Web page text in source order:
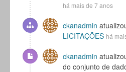
há mais de 7 anos
ckanadmin
LICITAÇÕES há
ckanadmin
do conjunto de